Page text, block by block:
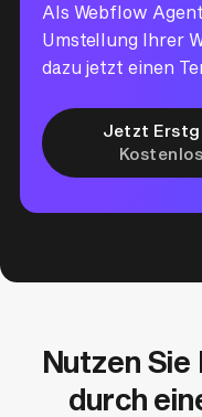
Als Webflow
Umstellung Ihrer
dazu jetzt einen
Jetzt
Nutzen Sie
durch